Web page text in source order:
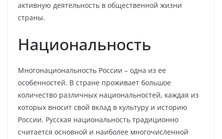
активную деятельность в общественной жизни
страны.
Национальность
Многонациональность России – одна из ее
особенностей. В стране проживает большое
количество различных национальностей, каждая из
которых вносит свой вклад в культуру и историю
России. Русская национальность традиционно
считается основной и наиболее многочисленной